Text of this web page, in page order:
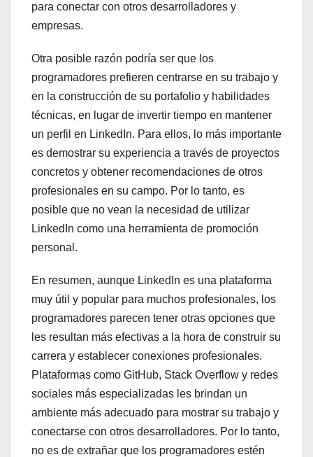
para conectar con otros desarrolladores y
empresas.
Otra posible razón podría ser que los
programadores prefieren centrarse en su trabajo y
en la construcción de su portafolio y habilidades
técnicas, en lugar de invertir tiempo en mantener
un perfil en LinkedIn. Para ellos, lo más importante
es demostrar su experiencia a través de proyectos
concretos y obtener recomendaciones de otros
profesionales en su campo. Por lo tanto, es
posible que no vean la necesidad de utilizar
LinkedIn como una herramienta de promoción
personal.
En resumen, aunque LinkedIn es una plataforma
muy útil y popular para muchos profesionales, los
programadores parecen tener otras opciones que
les resultan más efectivas a la hora de construir su
carrera y establecer conexiones profesionales.
Plataformas como GitHub, Stack Overflow y redes
sociales más especializadas les brindan un
ambiente más adecuado para mostrar su trabajo y
conectarse con otros desarrolladores. Por lo tanto,
no es de extrañar que los programadores estén